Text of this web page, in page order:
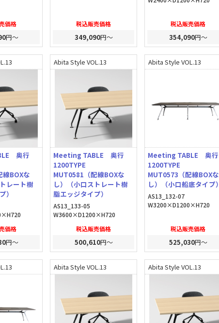
価格
円～
税込販売価格
349,090円～
税込販売価格
354,090円～
奥行
BOXな
レート樹
）
価格
円～
Abita Style VOL.13
Meeting TABLE 奥行
1200TYPE
MUT0581（配線BOXな
し）（小口ストレート樹
脂エッジタイプ）
AS13_133-05
W3600×D1200×H720
税込販売価格
500,610円～
Abita Style VOL.13
Meeting TABLE 奥行
1200TYPE
MUT0573（配線BOXな
し）（小口船底タイプ）
AS13_132-07
W3200×D1200×H720
税込販売価格
525,030円～
Abita Style VOL.13 Abita Style VOL.13